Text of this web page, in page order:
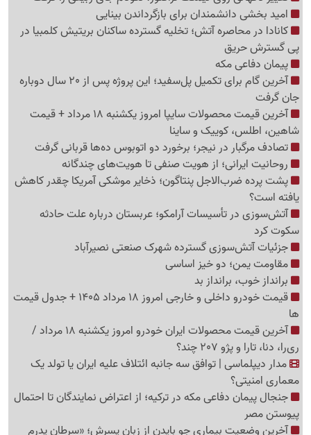
امید بخشی دانشمندان برای بازگرداندن بینایی
کانادا در محاصره آتش؛ تخلیه گسترده ساکنان بریتیش کلمبیا در
پی گسترش حریق
پیمان دفاعی مکه
آخرین گام برای تکمیل پل‌سفید؛ این پروژه پس از 20 سال دوباره
جان گرفت
آخرین قیمت محصولات سایپا امروز یکشنبه 18 مرداد + قیمت
شاهین، اطلس، کوییک و ساینا
تصادف مرگبار در نیجر؛ برخورد دو اتوبوس ده‌ها قربانی گرفت
روحانیت ایرانی؛ از هویت صنفی تا هویت‌های چندگانه
پشت پرده ضرب‌الاجل پنتاگون؛ ذخایر موشکی آمریکا چقدر کاهش
یافته است؟
آتش‌سوزی در تأسیسات آرامکو؛ عربستان درباره علت حادثه
سکوت کرد
جزئیات آتش‌سوزی گسترده شهرک صنعتی نصیرآباد
مقاومت یمن؛ دو خیز اساسی
برانداز خوب، برانداز بد
قیمت خودرو داخلی و خارجی امروز 18 مرداد 1405 + جدول قیمت
ها
آخرین قیمت محصولات ایران خودرو امروز یکشنبه 18 مرداد /
ری‌را، دنا، تارا و پژو 207 چند؟
مدار دیپلماسی | توافق سه جانبه ائتلاف علیه ایران یا تولد یک
معماری امنیتی؟
جنجال پیمان دفاعی مکه در ترکیه؛ از اعتراض نمایندگان تا احتمال
پیوستن مصر
آخرین وضعیت بیماری جو بایدن از زبان پسرش؛ «سرطان پدرم